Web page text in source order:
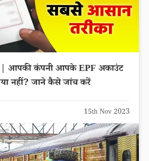
| आपकी कंपनी आपके EPF अकाउंट
नहीं? जाने कैसे जांच करें
15th Nov 2023